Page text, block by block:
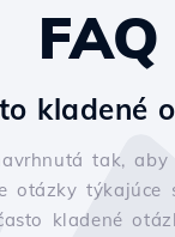
FAQ
kladené
tak,
otázky týkajúce
kladené